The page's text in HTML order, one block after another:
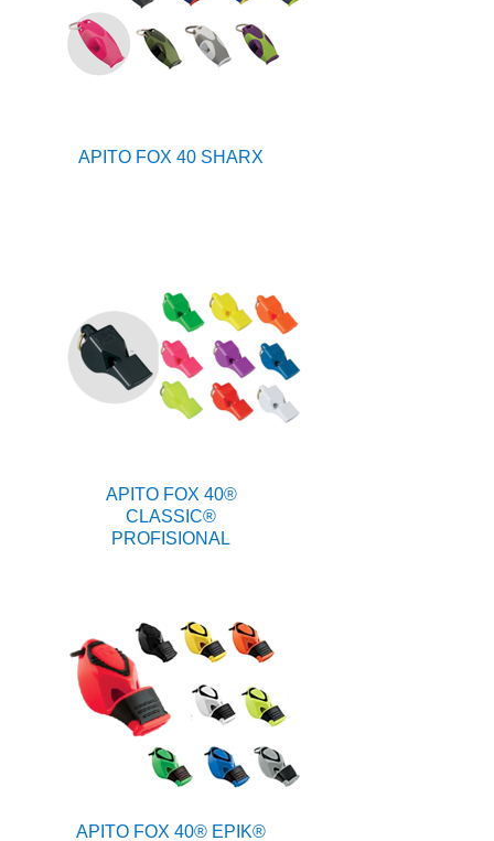
APITO FOX 40 SHARX
APITO FOX 40®
CLASSIC®
PROFISIONAL
APITO FOX 40® EPIK®